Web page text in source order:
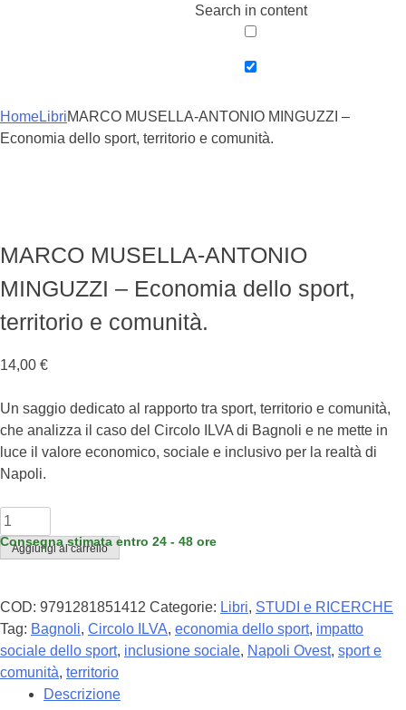
Search in content
HomeLibriMARCO MUSELLA-ANTONIO MINGUZZI –
Economia dello sport, territorio e comunità.
MARCO MUSELLA-ANTONIO
MINGUZZI – Economia dello sport,
territorio e comunità.
14,00 €
Un saggio dedicato al rapporto tra sport, territorio e comunità,
che analizza il caso del Circolo ILVA di Bagnoli e ne mette in
luce il valore economico, sociale e inclusivo per la realtà di
Napoli.
MARCO
MUSELLA-
ANTONIO
-
Economia
dello
sport,
territorio
Aggiungi al carrello
Consegna stimata entro 24 - 48 ore
COD: 9791281851412 Categorie: Libri, STUDI e RICERCHE
Tag: Bagnoli, Circolo ILVA, economia dello sport, impatto
sociale dello sport, inclusione sociale, Napoli Ovest, sport e
comunità, territorio
Descrizione